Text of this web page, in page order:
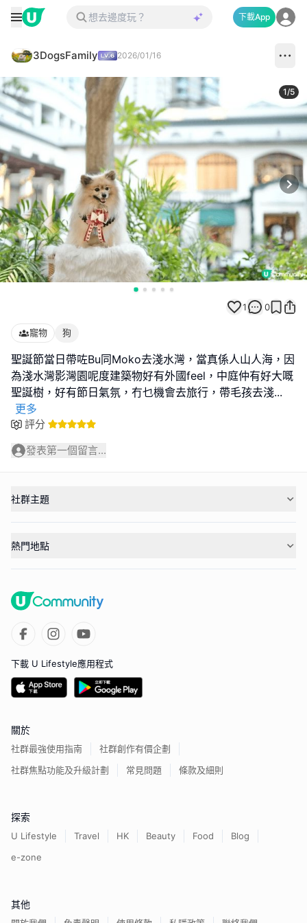
下載App
3DogsFamily 2026/01/16
1/5
1 0
寵物 狗
聖誕節當日帶咗Bu同Moko去淺水灣，當真係人山人海，因
為淺水灣影灣園呢度建築物好有外國feel，中庭仲有好大嘅
聖誕樹，好有節日氣氛，冇乜機會去旅行，帶毛孩去淺...
更多
評分
發表第一個留言...
社群主題
熱門地點
下載 U Lifestyle應用程式
關於
社群最強使用指南
社群創作有價企劃
社群焦點功能及升級計劃
常見問題 條款及細則
探索
U Lifestyle Travel HK Beauty Food
Blog
e-zone
其他